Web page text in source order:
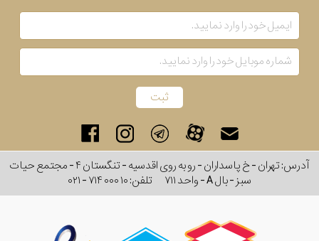
آدرس: تهران - خ پاسداران - رو به روی اقدسیه - تنگستان ۴ - مجتمع حیات
سبز - بال A - واحد ۷۱۱
تلفن:۰۲۱ - ۷۱۴ ۰۰۰ ۱۰